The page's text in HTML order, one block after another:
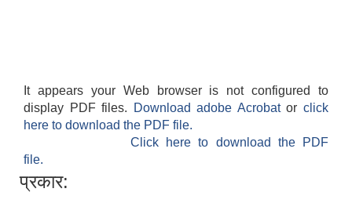
It appears your Web browser is not configured to
display PDF files.
Download adobe Acrobatorclick
here to download the PDF file.
Click here to download the PDF
file.
प्रकार: